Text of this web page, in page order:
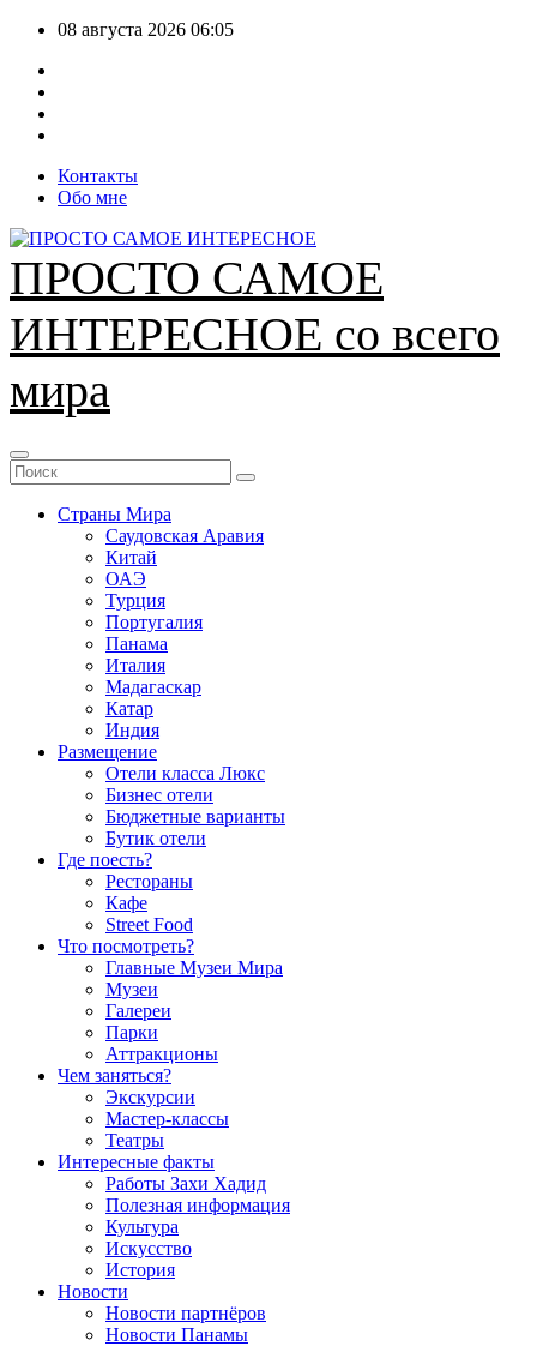
Перейти
содержимому
08 августа 2026 06:05
Контакты
Обо мне
ПРОСТО САМОЕ
ИНТЕРЕСНОЕ со всего
мира
Страны Мира
Саудовская Аравия
Китай
ОАЭ
Турция
Португалия
Панама
Италия
Мадагаскар
Катар
Индия
Размещение
Отели класса Люкс
Бизнес отели
Бюджетные варианты
Бутик отели
Где поесть?
Рестораны
Кафе
Street Food
Что посмотреть?
Главные Музеи Мира
Музеи
Галереи
Парки
Аттракционы
Чем заняться?
Экскурсии
Мастер-классы
Театры
Интересные факты
Работы Захи Хадид
Полезная информация
Культура
Искусство
История
Новости
Новости партнёров
Новости Панамы